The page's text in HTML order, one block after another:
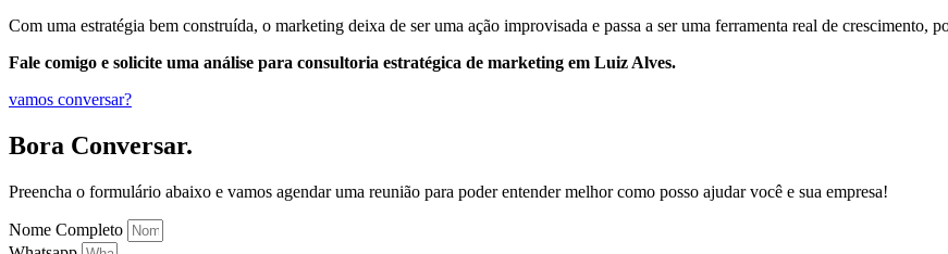
Com uma estratégia bem construída, o marketing deixa de ser uma ação improvisada e passa a ser uma ferramenta real de crescimento,
Fale comigo e solicite uma análise para consultoria estratégica de marketing em Luiz Alves.
vamos conversar?
Bora Conversar.
Preencha o formulário abaixo e vamos agendar uma reunião para poder entender melhor como posso ajudar você e sua empresa!
Nome Completo